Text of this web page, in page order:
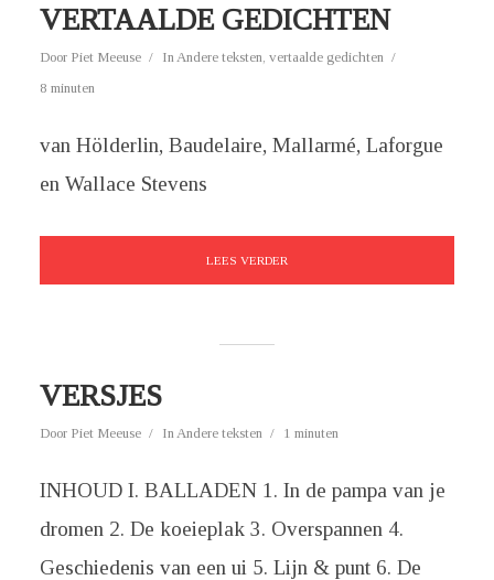
VERTAALDE GEDICHTEN
Door Piet Meeuse InAndere teksten, vertaalde gedichten
8 minuten
van Hölderlin, Baudelaire, Mallarmé, Laforgue
en Wallace Stevens
LEES VERDER
VERSJES
Door Piet Meeuse InAndere teksten 1 minuten
INHOUD I. BALLADEN 1. In de pampa van je
dromen 2. De koeieplak 3. Overspannen 4.
Geschiedenis van een ui 5. Lijn & punt 6. De